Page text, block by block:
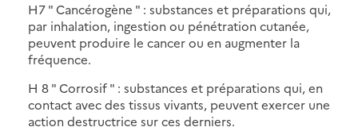
H7 " Cancérogène " : substances et préparations qui,
par inhalation, ingestion ou pénétration cutanée,
peuvent produire le cancer ou en augmenter la
fréquence.
H 8 " Corrosif " : substances et préparations qui, en
contact avec des tissus vivants, peuvent exercer une
action destructrice sur ces derniers.